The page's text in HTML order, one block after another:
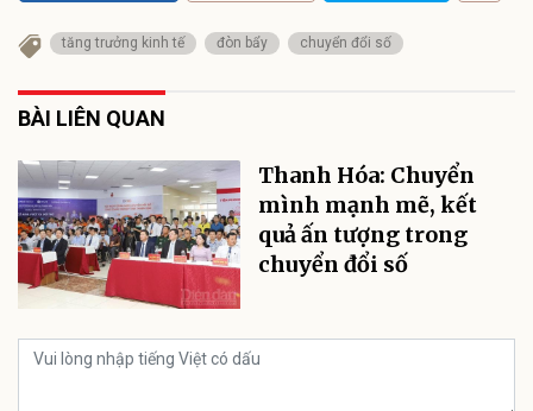
tăng trưởng kinh tế đòn bẩy chuyển đổi số
BÀI LIÊN QUAN
Thanh Hóa: Chuyển
mình mạnh mẽ, kết
quả ấn tượng trong
chuyển đổi số